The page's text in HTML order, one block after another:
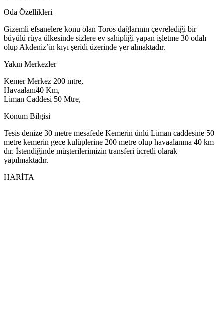
Oda Özellikleri
Gizemli efsanelere konu olan Toros dağlarının çevrelediği bir
büyülü rüya ülkesinde sizlere ev sahipliği yapan işletme 30 odalı
olup Akdeniz’in kıyı şeridi üzerinde yer almaktadır.
Yakın Merkezler
Kemer Merkez 200 mtre,
Havaalanı40 Km,
Liman Caddesi 50 Mtre,
Konum Bilgisi
Tesis denize 30 metre mesafede Kemerin ünlü Liman caddesine 50
metre kemerin gece kulüplerine 200 metre olup havaalanına 40 km
dır. İstendiğinde müşterilerimizin transferi ücretli olarak
yapılmaktadır.
HARİTA